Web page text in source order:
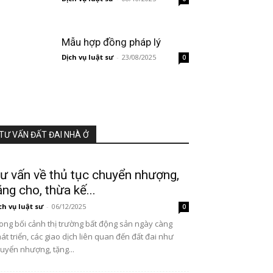
Mẫu hợp đồng pháp lý
Dịch vụ luật sư - 23/08/2025 0
VẤN ĐẤT ĐAI NHÀ Ở
vấn về thủ tục chuyển nhượng,
cho, thừa kế...
vụ luật sư - 06/12/2025 0
bối cảnh thị trường bất động sản ngày càng
triển, các giao dịch liên quan đến đất đai như
nhượng, tặng...